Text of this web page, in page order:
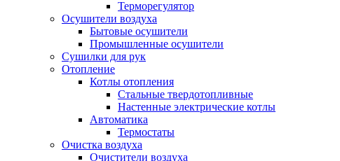
Терморегулятор
Осушители воздуха
Бытовые осушители
Промышленные осушители
Сушилки для рук
Отопление
Котлы отопления
Стальные твердотопливные
Настенные электрические котлы
Автоматика
Термостаты
Очистка воздуха
Очистители воздуха